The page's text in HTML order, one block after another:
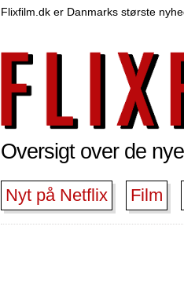
Flixfilm.dk er Danmarks største
Oversigt over de
Nyt på Netflix Film